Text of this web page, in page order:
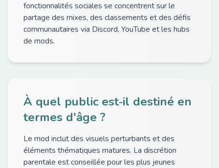
fonctionnalités sociales se concentrent sur le
partage des mixes, des classements et des défis
communautaires via Discord, YouTube et les hubs
de mods.
À quel public est‑il destiné en
termes d'âge ?
Le mod inclut des visuels perturbants et des
éléments thématiques matures. La discrétion
parentale est conseillée pour les plus jeunes